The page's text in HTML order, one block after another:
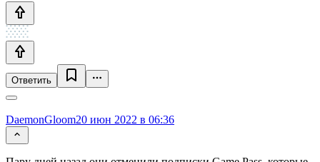
Ответить
DaemonGloom20 июн 2022 в 06:36